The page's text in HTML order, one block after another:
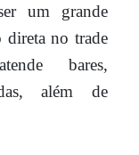
um grande
direta no trade
bares,
além de